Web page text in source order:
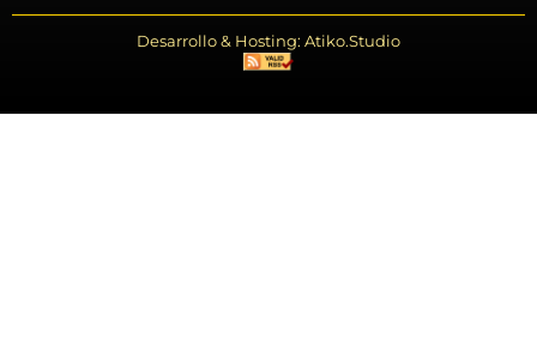
Desarrollo & Hosting: Atiko.Studio